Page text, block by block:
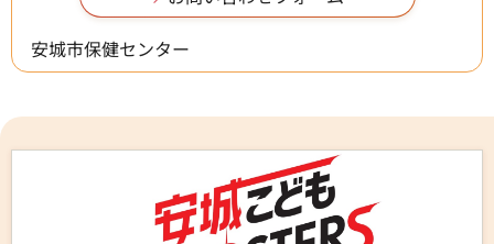
安城市保健センター